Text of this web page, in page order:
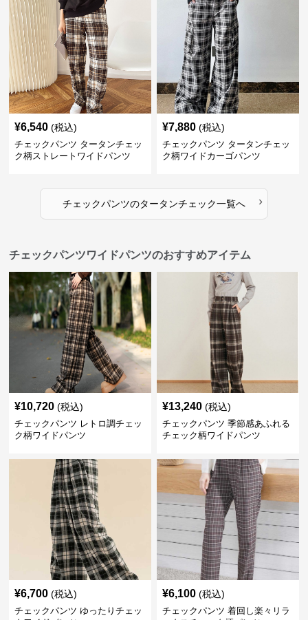
¥6,540 (税込)
チェックパンツ タータンチェッ
ク柄ストレートワイドパンツ
¥7,880 (税込)
チェックパンツ タータンチェッ
ク柄ワイドカーゴパンツ
チェックパンツのタータンチェック一覧へ ›
チェックパンツワイドパンツのおすすめアイテム
¥10,720 (税込)
チェックパンツ レトロ調チェッ
ク柄ワイドパンツ
¥13,240 (税込)
チェックパンツ 季節感あふれる
チェック柄ワイドパンツ
¥6,700 (税込)
チェックパンツ ゆったりチェッ
¥6,100 (税込)
チェックパンツ 着回し楽々リラ